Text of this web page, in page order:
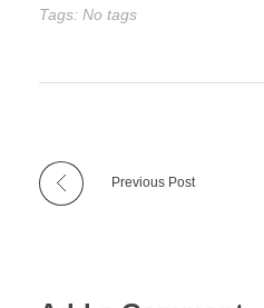
Tags: No tags
Previous Post